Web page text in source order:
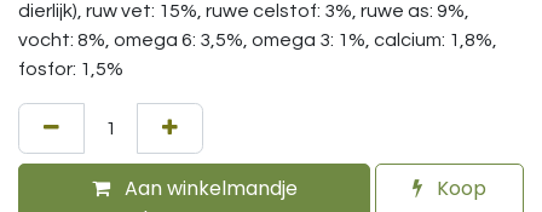
dierlijk), ruw vet: 15%, ruwe celstof: 3%, ruwe as: 9%,
vocht: 8%, omega 6: 3,5%, omega 3: 1%, calcium: 1,8%,
fosfor: 1,5%
Aan winkelmandje
Koop